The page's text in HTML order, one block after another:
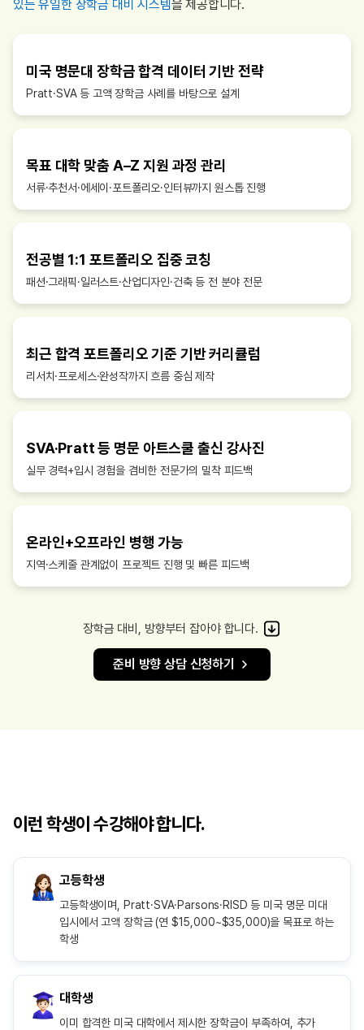
있는 유일한 장학금 대비 시스템을 제공합니다.
미국 명문대 장학금 합격 데이터 기반 전략
Pratt·SVA 등 고액 장학금 사례를 바탕으로 설계
목표 대학 맞춤 A–Z 지원 과정 관리
서류·추천서·에세이·포트폴리오·인터뷰까지 원스톱 진행
전공별 1:1 포트폴리오 집중 코칭
패션·그래픽·일러스트·산업디자인·건축 등 전 분야 전문
최근 합격 포트폴리오 기준 기반 커리큘럼
리서치·프로세스·완성작까지 흐름 중심 제작
SVA·Pratt 등 명문 아트스쿨 출신 강사진
실무 경력+입시 경험을 겸비한 전문가의 밀착 피드백
온라인+오프라인 병행 가능
지역·스케줄 관계없이 프로젝트 진행 및 빠른 피드백
장학금 대비, 방향부터 잡아야 합니다.
준비 방향 상담 신청하기
이런 학생이 수강해야 합니다.
고등학생
고등학생이며, Pratt·SVA·Parsons·RISD 등 미국 명문 미대
입시에서 고액 장학금 (연 $15,000~$35,000)을 목표로 하는
학생
대학생
이미 합격한 미국 대학에서 제시한 장학금이 부족하여, 추가